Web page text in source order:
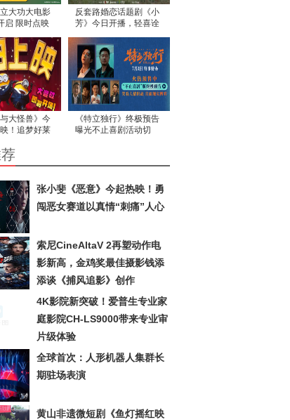
立大功大电影
启 限时点映
反套路婚恋话题剧《小
芳》今日开播，轻喜诠
与大怪兽》今
！追梦好莱
《特立独行》终极预告
曝光不止喜剧活动切
张小斐《恶意》今起热映！勇
闯恶女赛道以真情“刺痛”人心
索尼CineAltaV 2再塑动作电
影新高，金鸡奖最佳摄影钱添
添谈《捕风追影》创作
4K影院新突破！爱普生专业家
庭影院CH-LS9000带来专业审
片级体验
全球首次：人形机器人集群长
期驻场表演
黄山非遗微短剧《鱼灯摇红映